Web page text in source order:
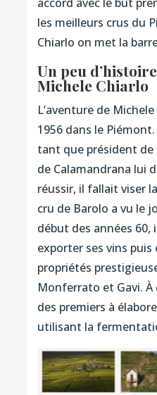
les meilleurs crus du
Chiarlo on met la
Un peu
Michele Chiarlo
L’aventure de
1956 dans le
tant que président de
de Calamandrana lui
réussir, il fallait viser
cru de Barolo a vu le
début des années 60,
exporter ses vins puis
propriétés
Monferrato et Gavi.
des premiers à
utilisant la